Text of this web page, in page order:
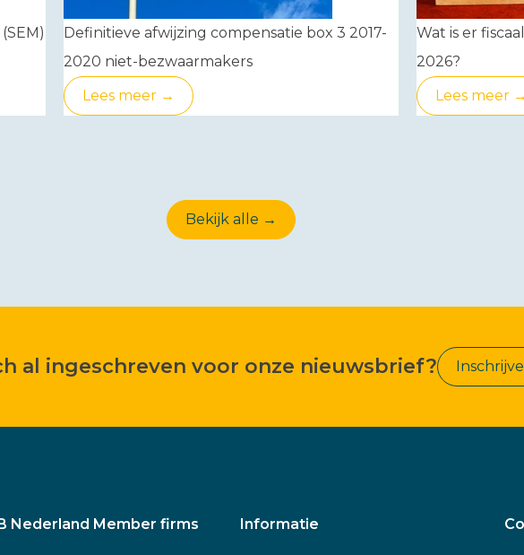
Definitieve afwijzing compensatie box 3 2017-
2020 niet-bezwaarmakers
Lees meer →
Wat is er
2026?
Lees meer →
Bekijk alle →
al ingeschreven voor onze nieuwsbrief?
Nederland Member firms Informatie